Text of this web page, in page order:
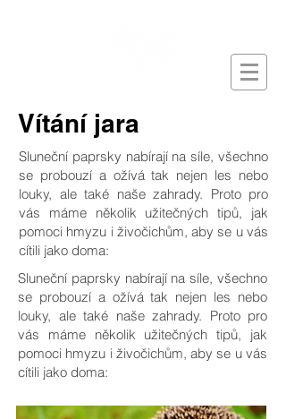
Vítání jara
Sluneční paprsky nabírají na síle, všechno
se probouzí a ožívá tak nejen les nebo
louky, ale také naše zahrady. Proto pro
vás máme několik užitečných tipů, jak
pomoci hmyzu i živočichům, aby se u vás
cítili jako doma:
Sluneční paprsky nabírají na síle, všechno
se probouzí a ožívá tak nejen les nebo
louky, ale také naše zahrady. Proto pro
vás máme několik užitečných tipů, jak
pomoci hmyzu i živočichům, aby se u vás
cítili jako doma: